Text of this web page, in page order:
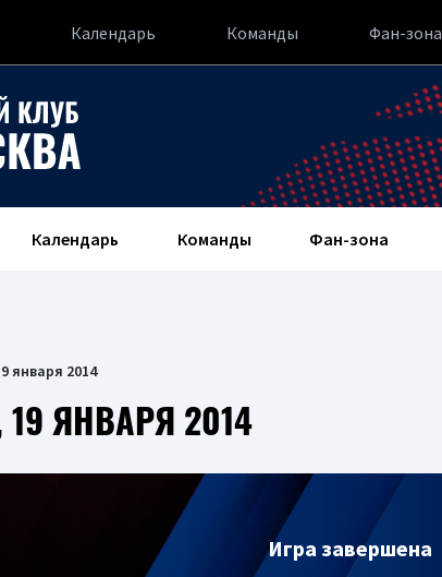
Календарь Команды Фан-зона
Календарь Команды Фан-зона
января 2014
ЯНВАРЯ 2014
Игра завершена